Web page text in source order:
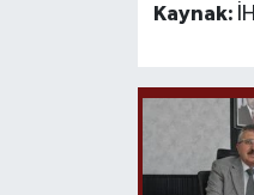
Kaynak: